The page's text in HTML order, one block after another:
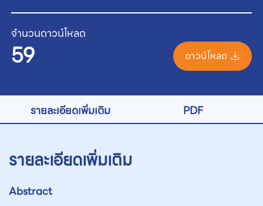
จำนวนดาวน์โหลด
59 ดาวน์โหลด
รายละเอียดเพิ่มเติม PDF
รายละเอียดเพิ่มเติม
Abstract